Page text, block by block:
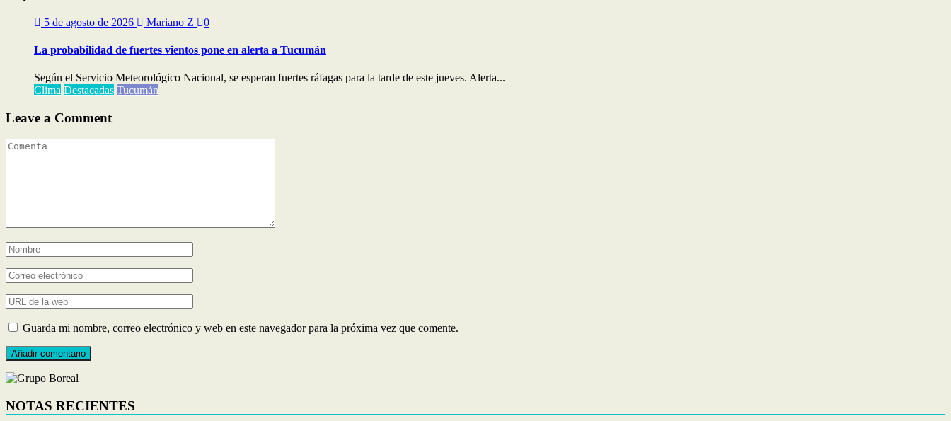
5 de agosto de 2026 Mariano Z 0
La probabilidad de fuertes vientos pone en alerta a Tucumán
Según el Servicio Meteorológico Nacional, se esperan fuertes ráfagas para la tarde de este jueves. Alerta...
Clima Destacadas Tucumán
Leave a Comment
Guarda mi nombre, correo electrónico y web en este navegador para la próxima vez que comente.
NOTAS RECIENTES